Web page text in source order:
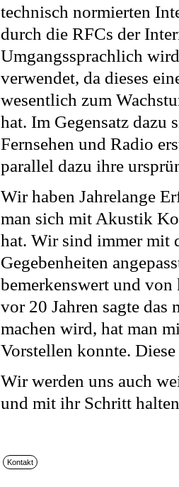
technisch normierten
durch die RFCs der
Umgangssprachlich
verwendet, da dieses
wesentlich zum
hat. Im Gegensatz dazu
Fernsehen und Radio
parallel dazu ihre
Wir haben Jahrelange
man sich mit Akustik
hat. Wir sind immer mit
Gegebenheiten
bemerkenswert und
vor 20 Jahren sagte das
machen wird, hat man
Vorstellen konnte.
Wir werden uns auch
und mit ihr Schritt